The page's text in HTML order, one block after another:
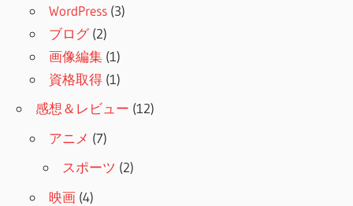
WordPress (3)
ブログ(2)
画像編集 (1)
資格取得 (1)
感想＆レビュー (12)
アニメ (7)
スポーツ (2)
映画 (4)